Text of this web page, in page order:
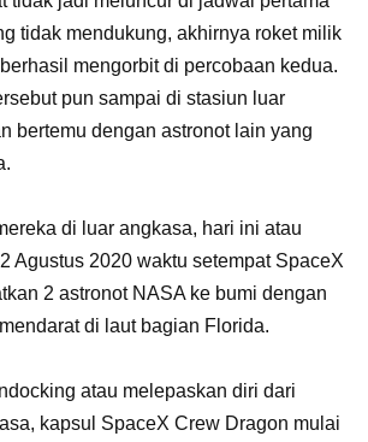
tidak mendukung, akhirnya roket milik
mengorbit di percobaan kedua.
pun sampai di stasiun luar
bertemu dengan astronot lain yang
di luar angkasa, hari ini atau
Agustus 2020 waktu setempat SpaceX
2 astronot NASA ke bumi dengan
di laut bagian Florida.
atau melepaskan diri dari
kapsul SpaceX Crew Dragon mulai